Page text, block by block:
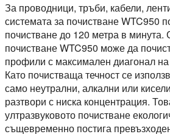
За проводници, тръби, кабели,
системата за почистване WTC950
почистване до 120 метра в минута.
почистване WTC950 може да
профили с максимален диагонал
Като почистваща течност се
само неутрални, алкални или
разтвори с ниска концентрация.
ултразвуковото почистване
същевременно постига